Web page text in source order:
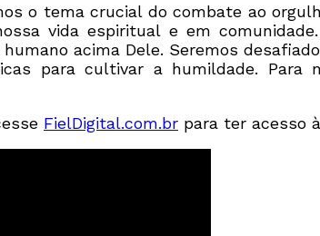
o tema crucial do combate ao
vida espiritual e em
acima Dele. Seremos
para cultivar a humildade. Para
FielDigital.com.br para ter acesso